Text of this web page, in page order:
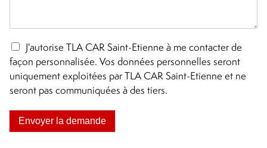
a
d
e
J'autorise TLA CAR Saint-Etienne à me contacter de
façon personnalisée. Vos données personnelles seront
uniquement exploitées par TLA CAR Saint-Etienne et ne
seront pas communiquées à des tiers.
Envoyer la demande